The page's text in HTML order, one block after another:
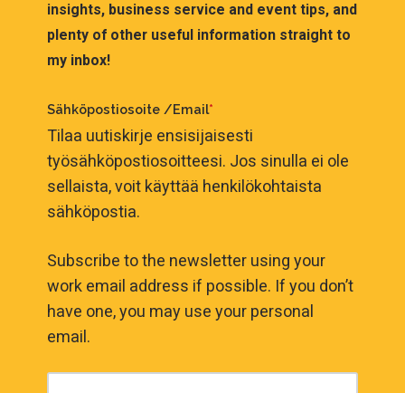
insights, business service and event tips, and
plenty of other useful information straight to
my inbox!
Sähköpostiosoite /Email*
Tilaa uutiskirje ensisijaisesti
työsähköpostiosoitteesi. Jos sinulla ei ole
sellaista, voit käyttää henkilökohtaista
sähköpostia.
Subscribe to the newsletter using your
work email address if possible. If you don’t
have one, you may use your personal
email.